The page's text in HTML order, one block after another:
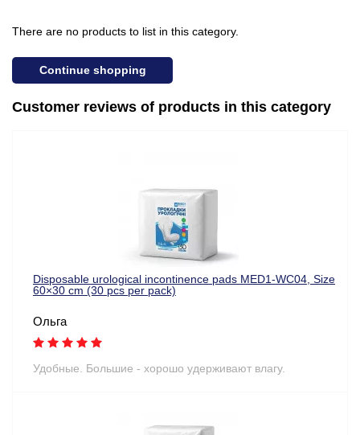
There are no products to list in this category.
Continue shopping
Customer reviews of products in this category
Disposable urological incontinence pads MED1-WC04, Size
60×30 cm (30 pcs per pack)
Ольга
Удобные. Большие - хорошо удерживают влагу.